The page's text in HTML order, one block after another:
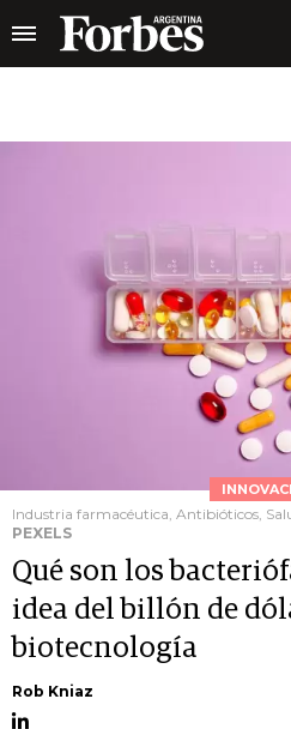
Industria farmacéutica, Antibióticos,
PEXELS
Qué son los
idea del billón de
biotecnología
Rob Kniaz